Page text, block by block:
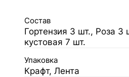
Состав
Гортензия 3 шт., Роза 3
кустовая 7 шт.
Упаковка
Крафт, Лента